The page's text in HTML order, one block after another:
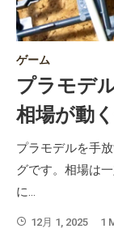
ゲーム
プラモデ
相場が動
プラモデルを手
グです。相場は
に…
12月 1, 2025 1